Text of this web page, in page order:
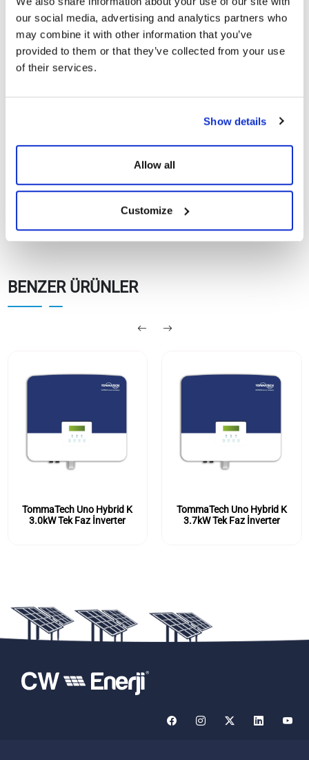
our social media, advertising and analytics partners who
may combine it with other information that you’ve
provided to them or that they’ve collected from your use
of their services.
Show details
Allow all
Customize
Garanti Dokümanları
Serisi HV Hibrit İnverter
İndir
BENZER ÜRÜNLER
TommaTech Uno Hybrid K
3.0kW Tek Faz İnverter
TommaTech Uno Hybrid K
3.7kW Tek Faz İnverter